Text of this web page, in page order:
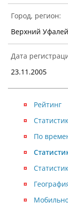
Город, регион:
Верхний Уфалей
Дата
23.11.2005
Рейтинг
По